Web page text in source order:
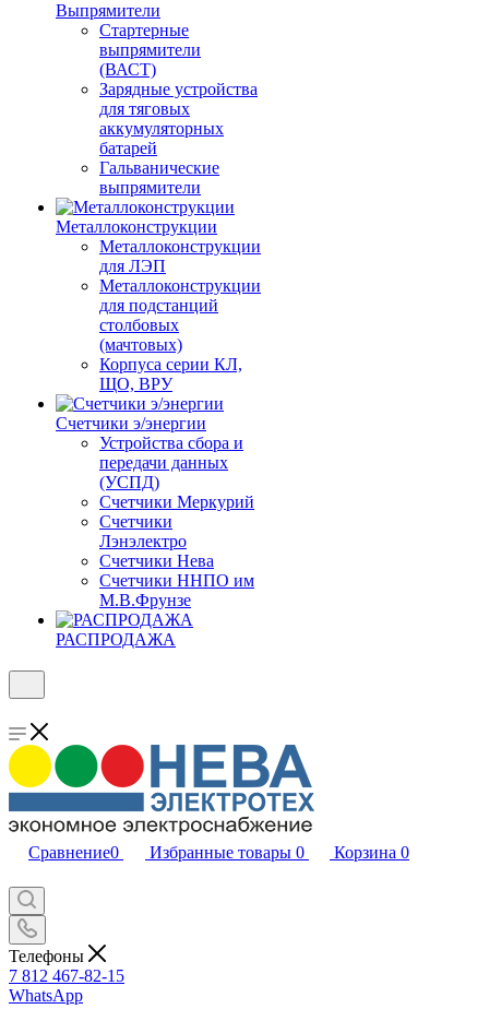
Выпрямители
Стартерные
выпрямители
(ВАСТ)
Зарядные устройства
для тяговых
аккумуляторных
батарей
Гальванические
выпрямители
Металлоконструкции
Металлоконструкции
для ЛЭП
Металлоконструкции
для подстанций
столбовых
(мачтовых)
Корпуса серии КЛ,
ЩО, ВРУ
Счетчики э/энергии
Устройства сбора и
передачи данных
(УСПД)
Счетчики Меркурий
Счетчики
Лэнэлектро
Счетчики Нева
Счетчики ННПО им
М.В.Фрунзе
РАСПРОДАЖА
Сравнение0 Избранные товары 0 Корзина 0
Телефоны
7 812 467-82-15
WhatsApp